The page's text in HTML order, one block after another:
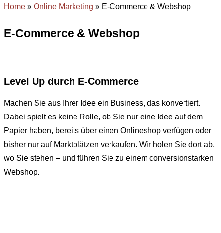
Home » Online Marketing » E-Commerce & Webshop
E-Commerce & Webshop
Level Up durch E-Commerce
Machen Sie aus Ihrer Idee ein Business, das konvertiert.
Dabei spielt es keine Rolle, ob Sie nur eine Idee auf dem
Papier haben, bereits über einen Onlineshop verfügen oder
bisher nur auf Marktplätzen verkaufen. Wir holen Sie dort ab,
wo Sie stehen – und führen Sie zu einem conversionstarken
Webshop.